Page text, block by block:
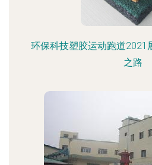
环保科技塑胶运动跑道2021
之路